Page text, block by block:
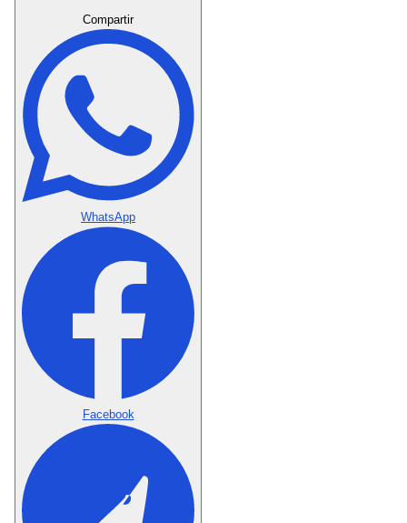
Compartir
WhatsApp
Facebook